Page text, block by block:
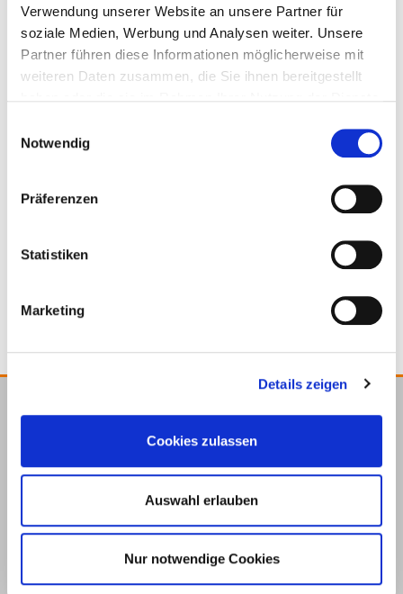
Verwendung unserer Website an unsere Partner für
soziale Medien, Werbung und Analysen weiter. Unsere
Partner führen diese Informationen möglicherweise mit
weiteren Daten zusammen, die Sie ihnen bereitgestellt
Notwendig
Präferenzen
Statistiken
Marketing
Details zeigen
Cookies zulassen
Auswahl erlauben
Nur notwendige Cookies
111258 6,3 x 75 mm 100 Pieza
111259
E.u.r.o.Tec GmbH
58099 Hagen
+49 2331 6245-200
info@eurotec.team